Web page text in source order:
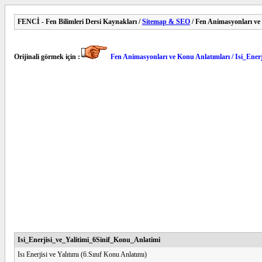
FENCİ - Fen Bilimleri Dersi Kaynakları /Sitemap & SEO / Fen Animasyonları
Orijinali görmek için : Fen Animasyonları ve Konu Anlatımları /
Isi_Enerjisi_ve_Yalitimi_6Sinif_Konu_Anlatimi
Isı Enerjisi ve Yalıtımı (6.Sınıf Konu Anlatımı)